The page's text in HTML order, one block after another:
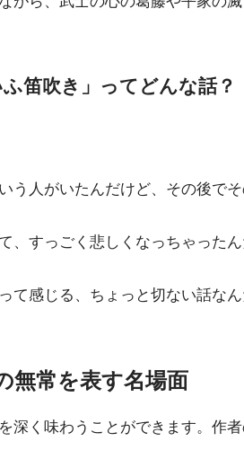
笛吹き」ってどんな話？
人がいたんだけど、その後で
すっごく悲しくなっちゃったん
感じる、ちょっと切ない話なん
無常を表す名場面
深く味わうことができます。